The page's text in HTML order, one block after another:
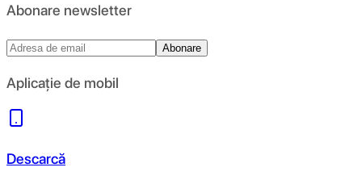
Abonare newsletter
Abonare
Aplicație de mobil
Descarcă